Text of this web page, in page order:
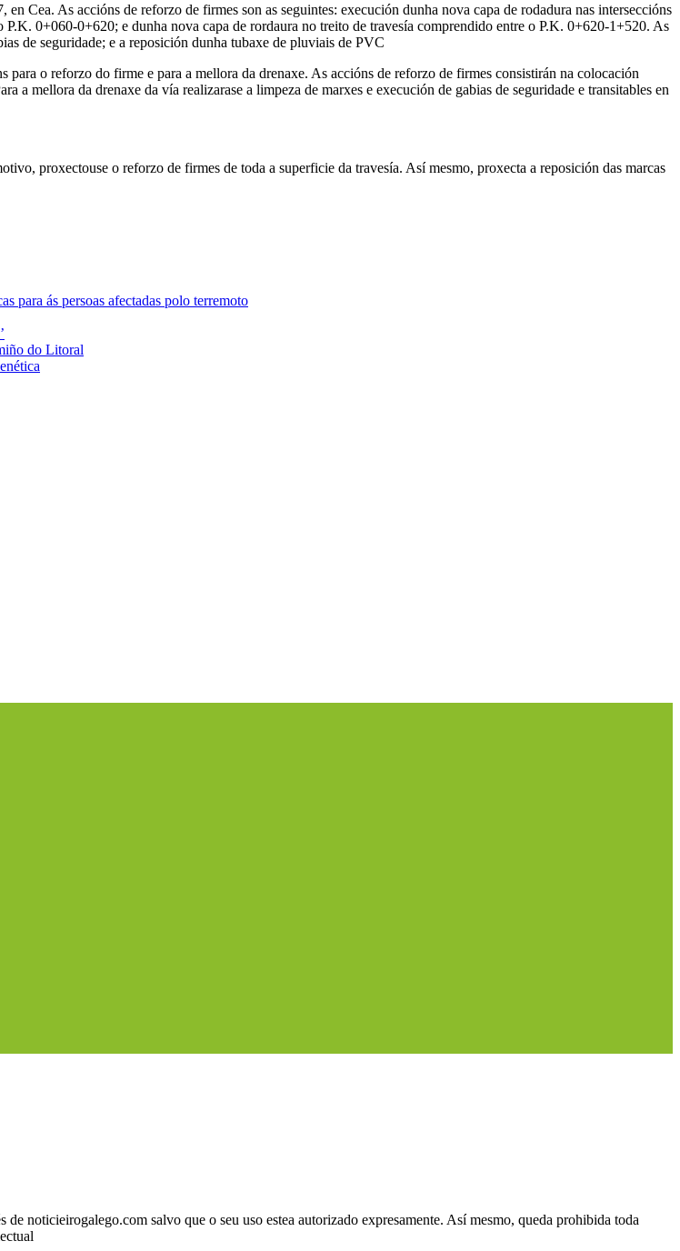
Cea. As accións de reforzo de firmes son as seguintes: execución dunha nova capa de rodadura nas interseccións
0+060-0+620; e dunha nova capa de rordaura no treito de travesía comprendido entre o P.K. 0+620-1+520. As
de seguridade; e a reposición dunha tubaxe de pluviais de PVC
o reforzo do firme e para a mellora da drenaxe. As accións de reforzo de firmes consistirán na colocación
a mellora da drenaxe da vía realizarase a limpeza de marxes e execución de gabias de seguridade e transitables en
proxectouse o reforzo de firmes de toda a superficie da travesía. Así mesmo, proxecta a reposición das marcas
para ás persoas afectadas polo terremoto
do Litoral
noticieirogalego.com salvo que o seu uso estea autorizado expresamente. Así mesmo, queda prohibida toda